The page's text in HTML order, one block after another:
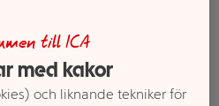
till ICA
med kakor
och liknande tekniker för